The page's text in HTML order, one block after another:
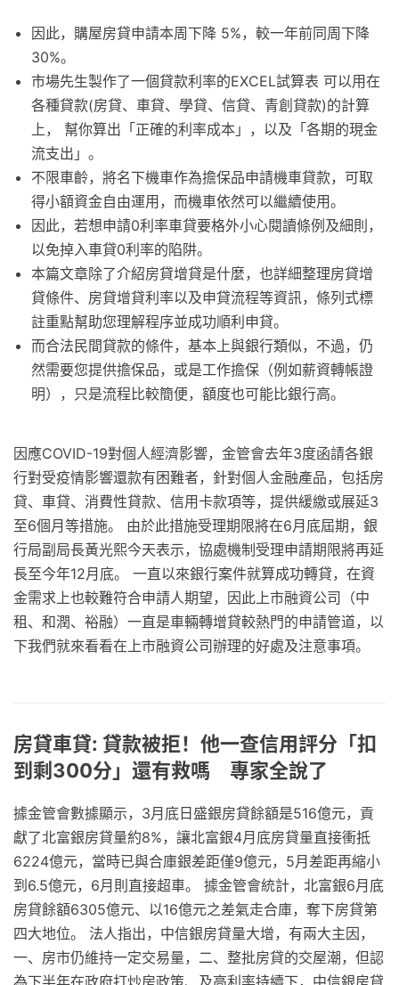
因此，購屋房貸申請本周下降 5%，較一年前同周下降
30%。
市場先生製作了一個貸款利率的EXCEL試算表 可以用在
各種貸款(房貸、車貸、學貸、信貸、青創貸款)的計算
上， 幫你算出「正確的利率成本」，以及「各期的現金
流支出」。
不限車齡，將名下機車作為擔保品申請機車貸款，可取
得小額資金自由運用，而機車依然可以繼續使用。
因此，若想申請0利率車貸要格外小心閱讀條例及細則，
以免掉入車貸0利率的陷阱。
本篇文章除了介紹房貸增貸是什麼，也詳細整理房貸增
貸條件、房貸增貸利率以及申貸流程等資訊，條列式標
註重點幫助您理解程序並成功順利申貸。
而合法民間貸款的條件，基本上與銀行類似，不過，仍
然需要您提供擔保品，或是工作擔保（例如薪資轉帳證
明），只是流程比較簡便，額度也可能比銀行高。
因應COVID-19對個人經濟影響，金管會去年3度函請各銀
行對受疫情影響還款有困難者，針對個人金融產品，包括房
貸、車貸、消費性貸款、信用卡款項等，提供緩繳或展延3
至6個月等措施。 由於此措施受理期限將在6月底屆期，銀
行局副局長黃光熙今天表示，協處機制受理申請期限將再延
長至今年12月底。 一直以來銀行案件就算成功轉貸，在資
金需求上也較難符合申請人期望，因此上市融資公司（中
租、和潤、裕融）一直是車輛轉增貸較熱門的申請管道，以
下我們就來看看在上市融資公司辦理的好處及注意事項。
房貸車貸: 貸款被拒！他一查信用評分「扣
到剩300分」還有救嗎 專家全說了
據金管會數據顯示，3月底日盛銀房貸餘額是516億元，貢
獻了北富銀房貸量約8%，讓北富銀4月底房貸量直接衝抵
6224億元，當時已與合庫銀差距僅9億元，5月差距再縮小
到6.5億元，6月則直接超車。 據金管會統計，北富銀6月底
房貸餘額6305億元、以16億元之差氣走合庫，奪下房貸第
四大地位。 法人指出，中信銀房貸量大增，有兩大主因，
一、房市仍維持一定交易量，二、整批房貸的交屋潮，但認